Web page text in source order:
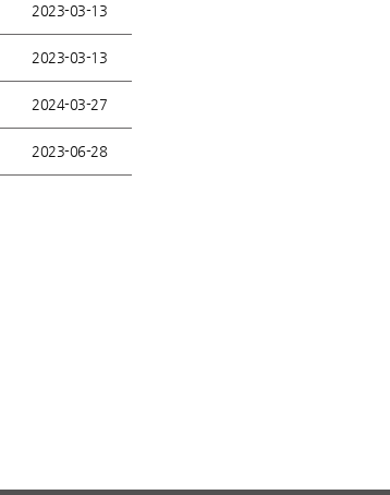
2023-03-13
2023-03-13
2024-03-27
2023-06-28